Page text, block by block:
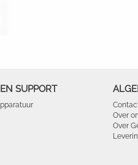
SUPPORT
Over
Over